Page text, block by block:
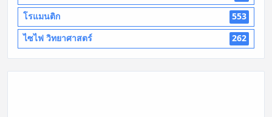
โรแมนติก
553
ไซไฟ วิทยาศาสตร์
262